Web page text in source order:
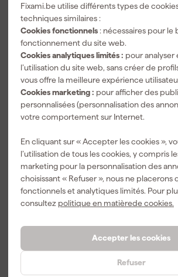
Fixami.be utilise différents types de
techniques similaires :
Cookies fonctionnels : nécessaires pour le
fonctionnement du site web.
Cookies analytiques limités : pour analyser
l’utilisation du site web, sans créer de
vous offre la meilleure expérience
Cookies marketing : pour afficher des
personnalisées (personnalisation des
votre comportement sur Internet.
En cliquant sur « Accepter les cookies »,
l’utilisation de tous les cookies, y compris
marketing pour la personnalisation des
choisissant « Refuser », nous ne placerons
fonctionnels et analytiques limités. Pour
consultez politique en matièrede cookies.
Accepter les cookies
Refuser
26,99
TTC TTC
Delta Plus
Vulcano 2
Lunettes de
soleil